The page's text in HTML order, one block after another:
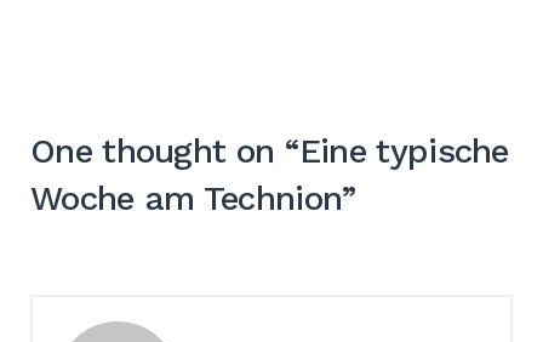
One thought on “Eine typische
Woche am Technion”